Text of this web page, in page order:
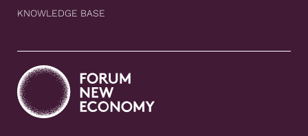
KNOWLEDGE BASE